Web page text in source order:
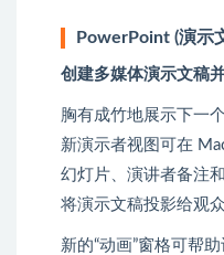
PowerPoint (演示
创建多媒体演示文稿
胸有成竹地展示下一
新演示者视图可在
幻灯片、演讲者备注
将演示文稿投影给观众
新的“动画”窗格可帮